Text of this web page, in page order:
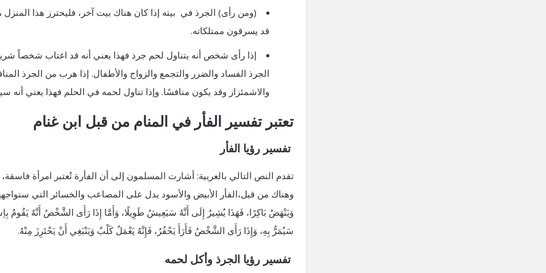
(ومن رأى) الجرذ في بيته إذا كان هناك بيت آخر، فليحترز هذا
قد يسرقون ممتلكاته.
إذا رأى شخص أنه يتناول لحم جرذ فهذا يعني أنه قد اغتاب شخصاً
الجرذ الفساد والضرر والتجمع والزواج والأطفال. إذا هرب من الجرذ
والاشمئزاز وقد يكون منافسًا. وإذا تناول لحمه في الحلم فهذا يعني
تعتبر تفسير الفأر في المنام من قبل ابن غنام
تفسير رؤيا الفأر
تقدم النص التالي بالعربية: أشارت المسلمون إلى أن الفأرة تُعتبر امرأة
وهناك من قيل،الفأر الأبيض والأسود يدل على المصاعب والخسائر التي
وَيَنْهَضُ بَاكِرًا، فَهَذَا يُشِيرُ إِلَى أَنَّهُ سَيَعِيشُ طَوِيلًا، وَأَمَّا إِذَا رَأَى الشَّخْصُ أَنَّهُ
سَيُمَرُّ بِهِ، وَإِذَا رَأَى الشَّخْصُ فَأَرَأَ يَحْفُرُ، فَإِنَّهُ يَعْمَلُ كَلْبٌ وَيَنْبَغِي أَنْ يَحْتَرِزَ مِنْهُ.
تفسير رؤيا الجرذ وأكل لحمه